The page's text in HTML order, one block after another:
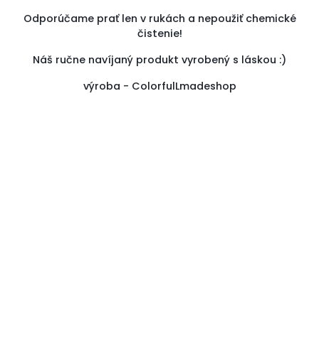
Odporúčame prať len v rukách a nepoužiť chemické
čistenie!
Náš ručne navíjaný produkt vyrobený s láskou :)
výroba - ColorfulLmadeshop